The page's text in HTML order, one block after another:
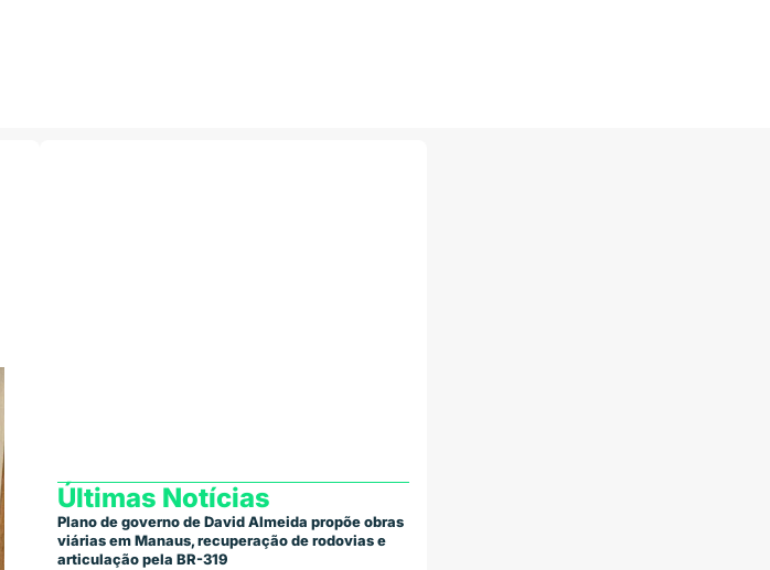
Últimas Notícias
Plano de governo de David Almeida propõe obras
viárias em Manaus, recuperação de rodovias e
articulação pela BR-319